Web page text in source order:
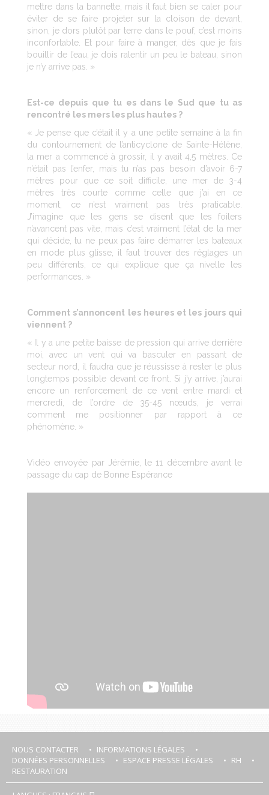
mettre dans la bannette, mais il faut bien se caler pour
éviter de se faire projeter sur la cloison de devant,
sinon, je dors plutôt par terre dans le pouf, c’est moins
inconfortable. Et pour faire à manger, dès que je fais
bouillir de l’eau, je dois ralentir un peu le bateau, sinon
je n’y arrive pas. »
Est-ce depuis que tu es dans le Sud que tu as
rencontré les mers les plus hautes ?
« Je pense que c’était il y a une petite semaine à la fin
du contournement de l’anticyclone de Sainte-Hélène,
la mer a commencé à grossir, il y avait 4,5 mètres. Ce
n’était pas l’enfer, mais tu n’as pas besoin d’avoir 6-7
mètres pour que ce soit difficile, une mer de 3-4
mètres très courte comme celle que j’ai en ce
moment, ce n’est vraiment pas très praticable.
J’imagine que les gens se disent que les foilers
n’avancent pas vite, mais c’est vraiment l’état de la mer
qui décide, tu ne peux pas faire démarrer les bateaux
en mode plus glisse, il faut trouver des réglages un
peu différents, ce qui explique que ça nivelle les
performances. »
Comment s’annoncent les heures et les jours qui
viennent ?
« Il y a une petite baisse de pression qui arrive derrière
moi, avec un vent qui va basculer en passant de
secteur nord, il faudra que je réussisse à rester le plus
longtemps possible devant ce front. Si j’y arrive, j’aurai
encore un renforcement de ce vent entre mardi et
mercredi, de l’ordre de 35-45 nœuds, je verrai
comment me positionner par rapport à ce
phénomène. »
Vidéo envoyée par Jérémie, le 11 décembre avant le
passage du cap de Bonne Espérance
NOUS CONTACTER
INFORMATIONS LÉGALES
DONNÉES PERSONNELLES
ESPACE PRESSE LÉGALES
RH
RESTAURATION